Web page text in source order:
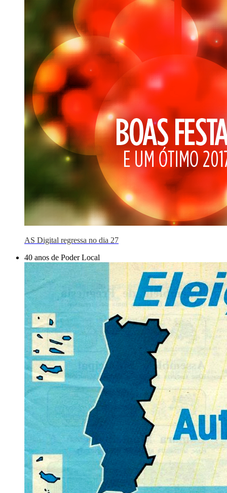
AS Digital regressa no dia 27
40 anos de Poder Local